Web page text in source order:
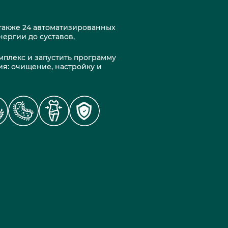
24 автоматизированных
до суставов,
и запустить программу
очищение, настройку и